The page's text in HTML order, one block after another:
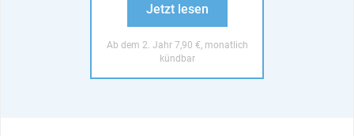
Jetzt lesen
Ab dem 2. Jahr 7,90 €, monatlich
kündbar